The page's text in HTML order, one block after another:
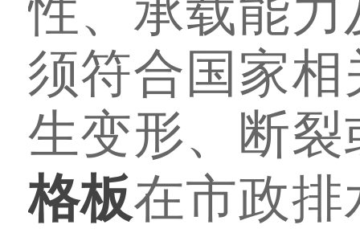
性、承载能
须符合国家
生变形、断
格板在市政